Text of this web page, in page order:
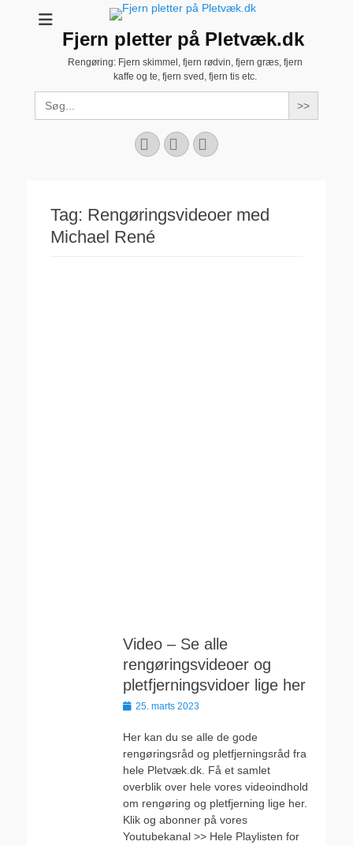
Fjern pletter på Pletvæk.dk
Rengøring: Fjern skimmel, fjern rødvin, fjern græs, fjern
kaffe og te, fjern sved, fjern tis etc.
Search
for:
Facebook
YouTubeInstagram
Tag: Rengøringsvideoer med
Michael René
Video – Se alle
rengøringsvideoer og
pletfjerningsvidoer lige her
Udgivet
25. marts 2023
Her kan du se alle de gode
rengøringsråd og pletfjerningsråd fra
hele Pletvæk.dk. Få et samlet
overblik over hele vores videoindhold
om rengøring og pletfjerning lige her.
Klik og abonner på vores
Youtubekanal >> Hele Playlisten for